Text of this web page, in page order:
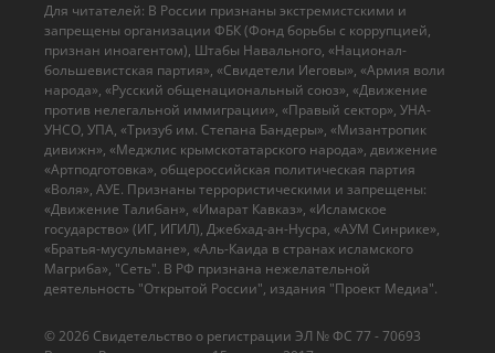
© 2026 Cвидетельство о регистрации ЭЛ № ФС 77 - 70693
Для читателей: В России признаны экстремистскими и
запрещены организации ФБК (Фонд борьбы с коррупцией,
признан иноагентом), Штабы Навального, «Национал-
большевистская партия», «Свидетели Иеговы», «Армия воли
народа», «Русский общенациональный союз», «Движение
против нелегальной иммиграции», «Правый сектор», УНА-
УНСО, УПА, «Тризуб им. Степана Бандеры», «Мизантропик
дивижн», «Меджлис крымскотатарского народа», движение
«Артподготовка», общероссийская политическая партия
«Воля», АУЕ. Признаны террористическими и запрещены:
«Движение Талибан», «Имарат Кавказ», «Исламское
государство» (ИГ, ИГИЛ), Джебхад-ан-Нусра, «АУМ Синрике»,
«Братья-мусульмане», «Аль-Каида в странах исламского
Магриба», "Сеть". В РФ признана нежелательной
деятельность "Открытой России", издания "Проект Медиа".